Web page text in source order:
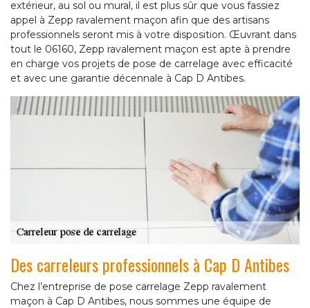
extérieur, au sol ou mural, il est plus sûr que vous fassiez
appel à Zepp ravalement maçon afin que des artisans
professionnels seront mis à votre disposition. Œuvrant dans
tout le 06160, Zepp ravalement maçon est apte à prendre
en charge vos projets de pose de carrelage avec efficacité
et avec une garantie décennale à Cap D Antibes.
Des carreleurs professionnels à Cap D Antibes
Chez l’entreprise de pose carrelage Zepp ravalement
maçon à Cap D Antibes, nous sommes une équipe de